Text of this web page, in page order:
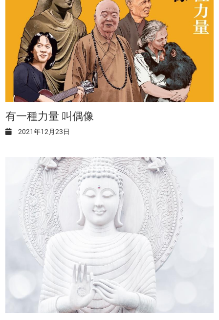
有一種力量 叫偶像
2021年12月23日